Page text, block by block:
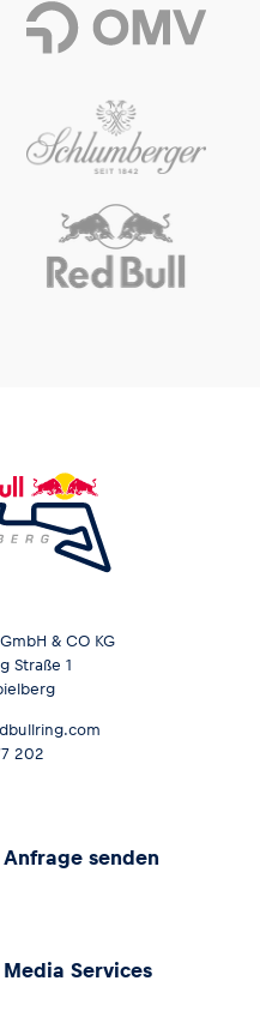
& CO KG
Straße 1
202
Anfrage senden
Media Services